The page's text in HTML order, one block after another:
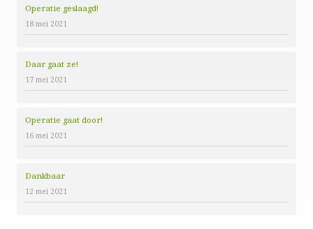
Operatie geslaagd!
18 mei 2021
Daar gaat ze!
17 mei 2021
Operatie gaat door!
16 mei 2021
Dankbaar
12 mei 2021